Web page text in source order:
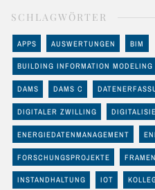
SCHLAGWÖRTER
APPS AUSWERTUNGEN BIM
BUILDING INFORMATION MODELING
DAMS DAMS C
DIGITALER ZWILLING
ENERGIEDATENMANAGEMENT
FORSCHUNGSPROJEKTE
INSTANDHALTUNG IOT